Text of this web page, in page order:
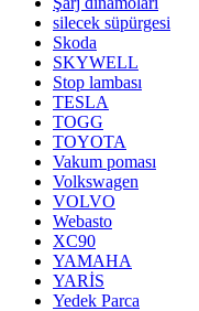
silecek süpürgesi
Skoda
SKYWELL
Stop lambası
TESLA
TOGG
TOYOTA
Vakum poması
Volkswagen
VOLVO
Webasto
XC90
YAMAHA
YARİS
Yedek Parca